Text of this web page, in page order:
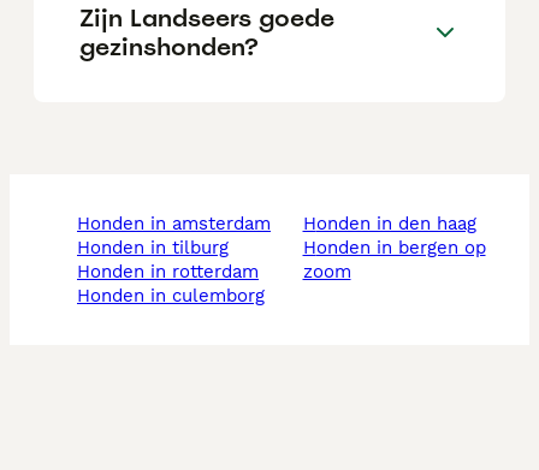
Zijn Landseers goede
gezinshonden?
honden in amsterdam
honden in tilburg
honden in rotterdam
honden in culemborg
honden in den haag
honden in bergen op
zoom